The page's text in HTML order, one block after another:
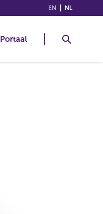
EN (ENGLISH)
NL
Portaal